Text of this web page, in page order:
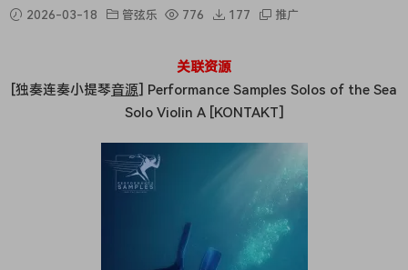
2026-03-18 管弦乐 776 177 推广
关联资源
[独奏连奏小提琴音源] Performance Samples Solos of the Sea
Solo Violin A [KONTAKT]